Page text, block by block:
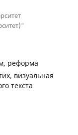
реформа
визуальная
текста